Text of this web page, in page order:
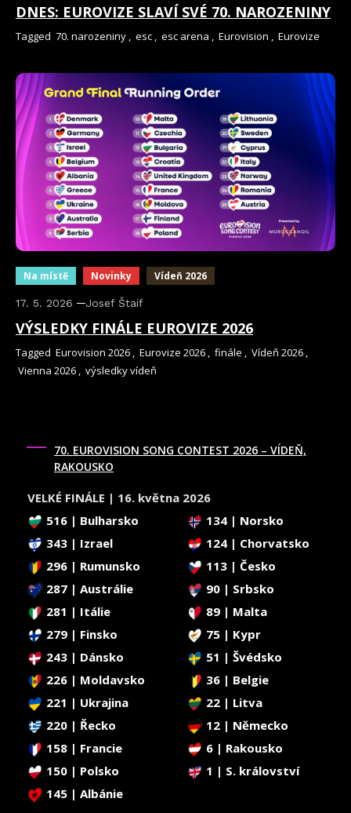
DNES: EUROVIZE SLAVÍ SVÉ 70. NAROZENINY
Tagged 70. narozeniny , esc , esc arena , Eurovision , Eurovize
Na místě Novinky Vídeň 2026
17. 5. 2026 Josef Štaif
VÝSLEDKY FINÁLE EUROVIZE 2026
Tagged Eurovision 2026 , Eurovize 2026 , finále , Vídeň 2026 ,
Vienna 2026 , výsledky vídeň
70. EUROVISION SONG CONTEST 2026 – VÍDEŇ,
RAKOUSKO
VELKÉ FINÁLE | 16. května 2026
516 | Bulharsko
134 | Norsko
343 | Izrael
124 | Chorvatsko
296 | Rumunsko
113 | Česko
287 | Austrálie
90 | Srbsko
281 | Itálie
89 | Malta
279 | Finsko
75 | Kypr
243 | Dánsko
51 | Švédsko
226 | Moldavsko
36 | Belgie
221 | Ukrajina
22 | Litva
220 | Řecko
12 | Německo
158 | Francie
6 | Rakousko
150 | Polsko
1 | S. království
145 | Albánie